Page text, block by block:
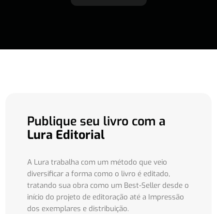
Publique seu livro com a
Lura Editorial
A Lura trabalha com um método que veio
diversificar a forma como o livro é editado,
tratando sua obra como um Best-Seller desde o
início do projeto de editoração até a Impressão
dos exemplares e distribuição.